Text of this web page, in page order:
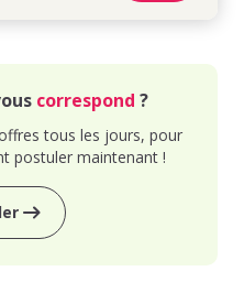
correspond ?
tous les jours, pour
postuler maintenant !